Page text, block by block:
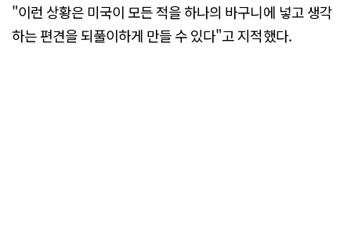
"이런 상황은 미국이 모든 적을 하나의 바구니에 넣고 생각
하는 편견을 되풀이하게 만들 수 있다"고 지적했다.